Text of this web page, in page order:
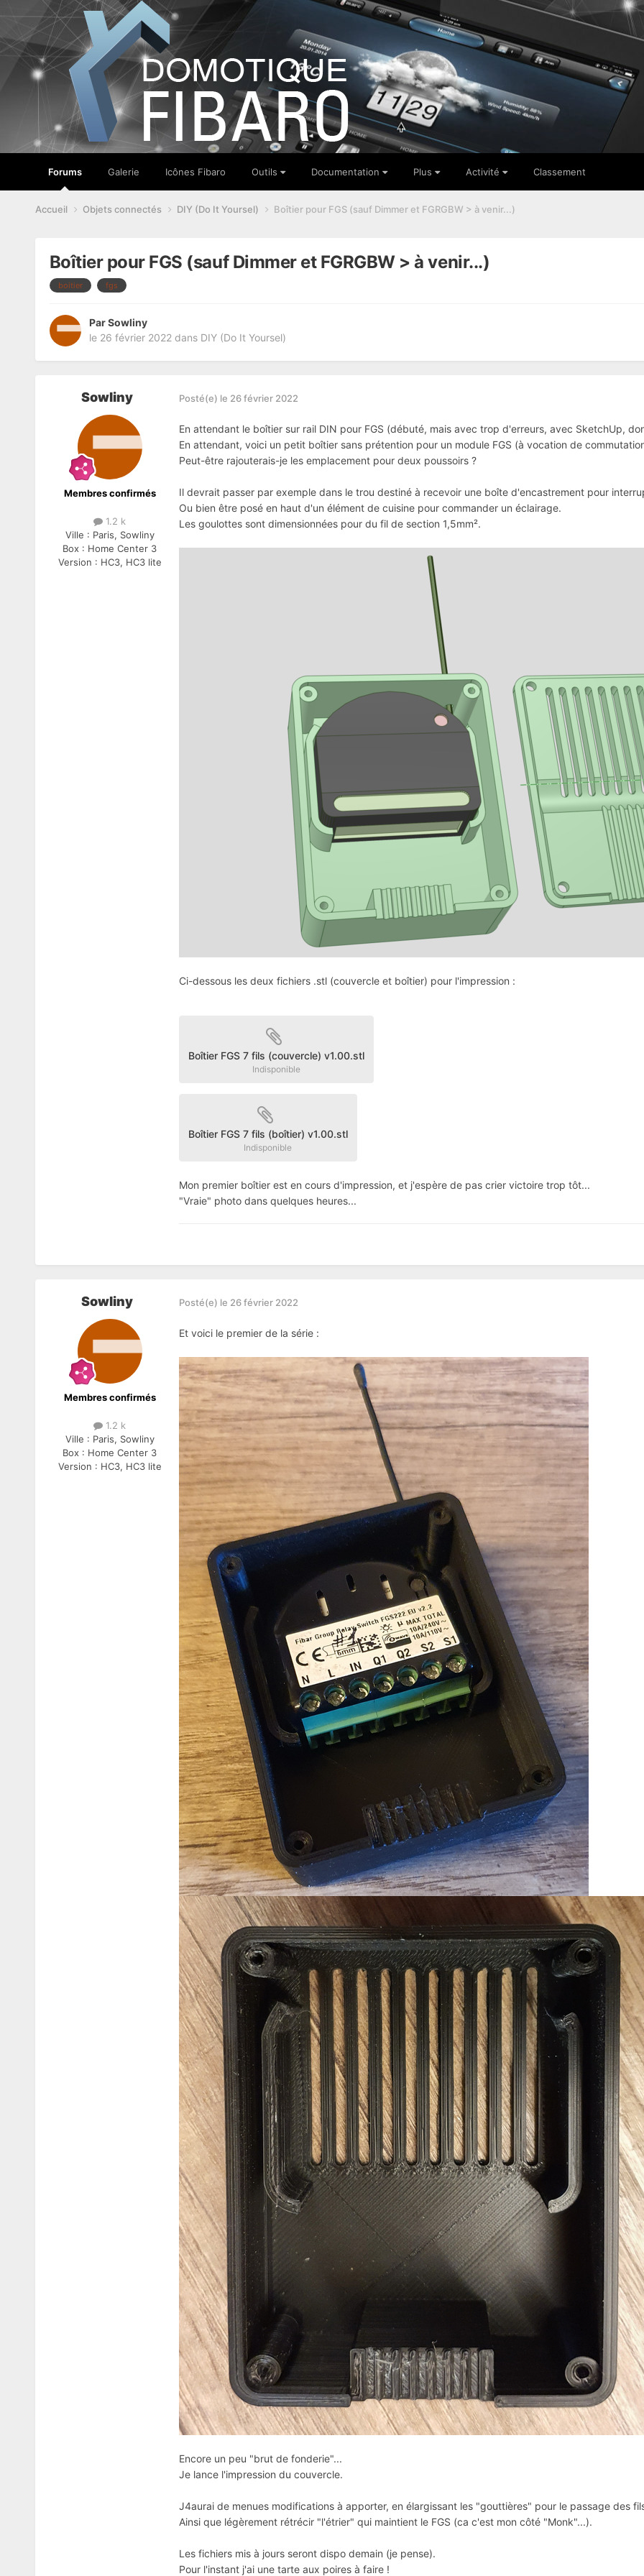
Forums Galerie Icônes Fibaro Outils Documentation Plus Activité Classement
Accueil Objets connectés DIY (Do It Yoursel) Boîtier pour FGS (sauf Dimmer et FGRGBW > à venir...)
Boîtier pour FGS (sauf Dimmer et FGRGBW > à venir...)
boitier fgs
ParSowliny
le 26 février 2022dans DIY (Do It Yoursel)
Sowliny
Membres confirmés
1.2 k
Ville : Paris, Sowliny
Box : Home Center 3
Version : HC3, HC3 lite
Posté(e) le 26 février 2022
En attendant le boîtier sur rail DIN pour FGS (débuté, mais avec trop d'erreurs, avec SketchUp,
En attendant, voici un petit boîtier sans prétention pour un module FGS (à vocation de
Peut-être rajouterais-je les emplacement pour deux poussoirs ?
Il devrait passer par exemple dans le trou destiné à recevoir une boîte d'encastrement pour
Ou bien être posé en haut d'un élément de cuisine pour commander un éclairage.
Les goulottes sont dimensionnées pour du fil de section 1,5mm².
Ci-dessous les deux fichiers .stl (couvercle et boîtier) pour l'impression :
Boîtier FGS 7 fils (couvercle) v1.00.stl
Indisponible
Boîtier FGS 7 fils (boîtier) v1.00.stl
Indisponible
Mon premier boîtier est en cours d'impression, et j'espère de pas crier victoire trop tôt...
"Vraie" photo dans quelques heures...
Sowliny
Membres confirmés
1.2 k
Ville : Paris, Sowliny
Box : Home Center 3
Version : HC3, HC3 lite
Posté(e) le 26 février 2022
Et voici le premier de la série :
Encore un peu "brut de fonderie"...
Je lance l'impression du couvercle.
J4aurai de menues modifications à apporter, en élargissant les "gouttières" pour le passage des
Ainsi que légèrement rétrécir "l'étrier" qui maintient le FGS (ca c'est mon côté "Monk"...).
Les fichiers mis à jours seront dispo demain (je pense).
Pour l'instant j'ai une tarte aux poires à faire !